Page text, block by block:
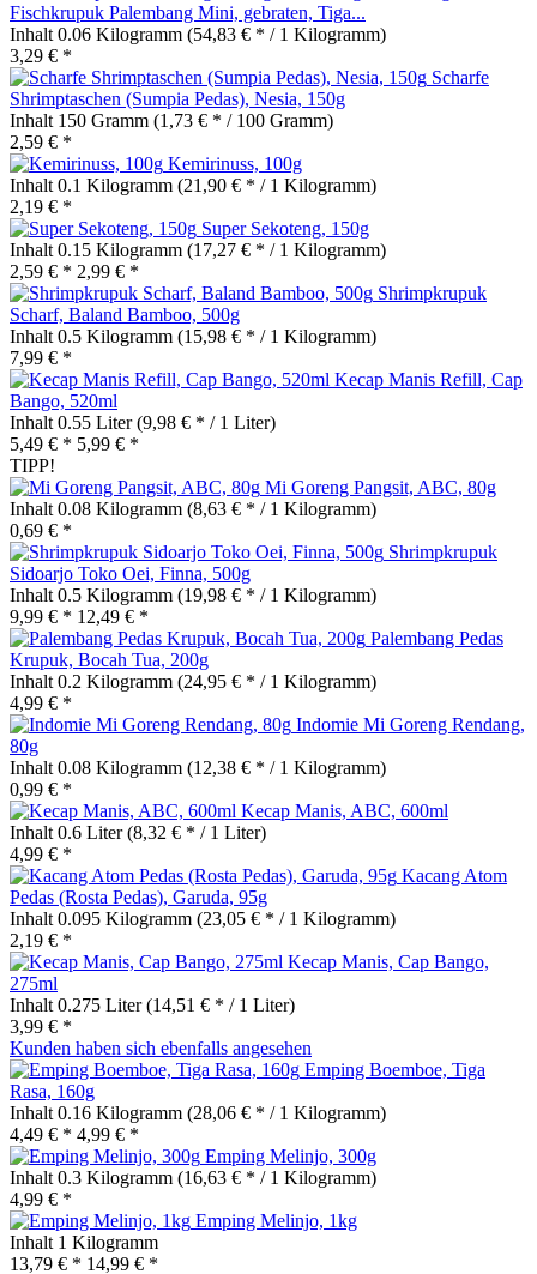
Fischkrupuk Palembang Mini, gebraten, Tiga...
Inhalt 0.06 Kilogramm (54,83 € * / 1 Kilogramm)
3,29 € *
Scharfe
Shrimptaschen (Sumpia Pedas), Nesia, 150g
Inhalt 150 Gramm (1,73 € * / 100 Gramm)
2,59 € *
Kemirinuss, 100g
Inhalt 0.1 Kilogramm (21,90 € * / 1 Kilogramm)
2,19 € *
Super Sekoteng, 150g
Inhalt 0.15 Kilogramm (17,27 € * / 1 Kilogramm)
2,59 € * 2,99 € *
Shrimpkrupuk
Scharf, Baland Bamboo, 500g
Inhalt 0.5 Kilogramm (15,98 € * / 1 Kilogramm)
7,99 € *
Kecap Manis Refill, Cap
Bango, 520ml
Inhalt 0.55 Liter(9,98 € * / 1 Liter)
5,49 € * 5,99 € *
TIPP!
Mi Goreng Pangsit, ABC, 80g
Inhalt 0.08 Kilogramm (8,63 € * / 1 Kilogramm)
0,69 € *
Shrimpkrupuk
Sidoarjo Toko Oei, Finna, 500g
Inhalt 0.5 Kilogramm (19,98 € * / 1 Kilogramm)
9,99 € * 12,49 € *
Palembang Pedas
Krupuk, Bocah Tua, 200g
Inhalt 0.2 Kilogramm (24,95 € * / 1 Kilogramm)
4,99 € *
Indomie Mi Goreng Rendang,
80g
Inhalt 0.08 Kilogramm (12,38 € * / 1 Kilogramm)
0,99 € *
Kecap Manis, ABC, 600ml
Inhalt 0.6 Liter(8,32 € * / 1 Liter)
4,99 € *
Kacang Atom
Pedas (Rosta Pedas), Garuda, 95g
Inhalt 0.095 Kilogramm (23,05 € * / 1 Kilogramm)
2,19 € *
Kecap Manis, Cap Bango,
275ml
Inhalt 0.275 Liter(14,51 € * / 1 Liter)
3,99 € *
Kunden haben sich ebenfalls angesehen
Emping Boemboe, Tiga
Rasa, 160g
Inhalt 0.16 Kilogramm (28,06 € * / 1 Kilogramm)
4,49 € * 4,99 € *
Emping Melinjo, 300g
Inhalt 0.3 Kilogramm (16,63 € * / 1 Kilogramm)
4,99 € *
Emping Melinjo, 1kg
Inhalt 1 Kilogramm
13,79 € * 14,99 € *